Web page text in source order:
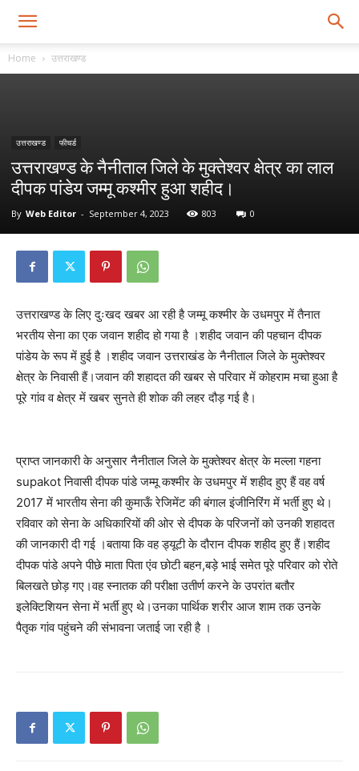
Home उत्तराखण्ड
उत्तराखण्ड फीचर्ड
उत्तराखण्ड के नैनीताल जिले के मुक्तेश्वर क्षेत्र का लाल
दीपक पांडेय जम्मू कश्मीर हुआ शहीद।
By Web Editor - September 4, 2023 803 0
उत्तराखण्ड के लिए दुःखद खबर आ रही है जम्मू कश्मीर के उधमपुर में तैनात
भरतीय सेना का एक जवान शहीद हो गया है ।शहीद जवान की पहचान दीपक
पांडेय के रूप में हुई है ।शहीद जवान उत्तराखंड के नैनीताल जिले के मुक्तेश्वर
क्षेत्र के निवासी हैं।जवान की शहादत की खबर से परिवार में कोहराम मचा हुआ है
पूरे गांव व क्षेत्र में खबर सुनते ही शोक की लहर दौड़ गई है।
प्राप्त जानकारी के अनुसार नैनीताल जिले के मुक्तेश्वर क्षेत्र के मल्ला गहना
supakot निवासी दीपक पांडे जम्मू कश्मीर के उधमपुर में शहीद हुए हैं वह वर्ष
2017 में भारतीय सेना की कुमाऊँ रेजिमेंट की बंगाल इंजीनिरिंग में भर्ती हुए थे।
रविवार को सेना के अधिकारियों की ओर से दीपक के परिजनों को उनकी शहादत
की जानकारी दी गई ।बताया कि वह ड्यूटी के दौरान दीपक शहीद हुए हैं।शहीद
दीपक पांडे अपने पीछे माता पिता एंव छोटी बहन,बड़े भाई समेत पूरे परिवार को रोते
बिलखते छोड़ गए।वह स्नातक की परीक्षा उतीर्ण करने के उपरांत बतौर
इलेक्टिशियन सेना में भर्ती हुए थे।उनका पार्थिक शरीर आज शाम तक उनके
पैतृक गांव पहुंचने की संभावना जताई जा रही है ।